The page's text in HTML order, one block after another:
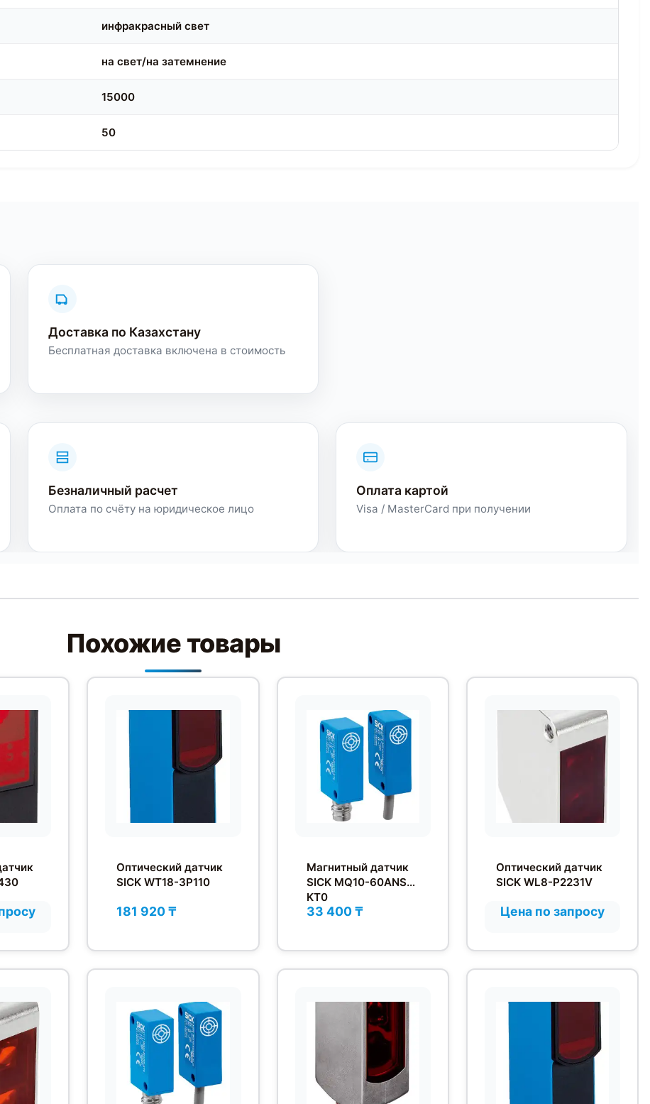
инфракрасный свет
на свет/на затемнение
15000
50
Доставка по Казахстану
Бесплатная доставка включена в стоимость
Безналичный расчет
Оплата по счёту на юридическое лицо
Оплата картой
Visa / MasterCard при получении
Похожие товары
Оптический датчик
SICK WT18-3P110
181 920 ₸
Магнитный датчик
SICK MQ10-60ANS-
KT0
33 400 ₸
Оптический датчик
SICK WL8-P2231V
Цена по запросу